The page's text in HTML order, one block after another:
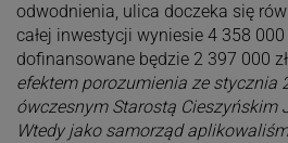
odwodnienia, ulica doczeka się
całej inwestycji wyniesie 4 358 000
dofinansowane będzie 2 397 000 zł.
efektem porozumienia ze stycznia
ówczesnym Starostą Cieszyńskim
Wtedy jako samorząd